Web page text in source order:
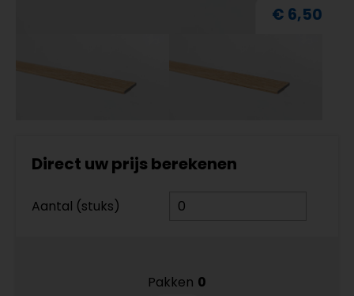
€ 6,50
Direct uw prijs berekenen
Aantal (stuks)
Pakken 0